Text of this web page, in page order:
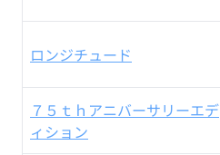
ロンジチュード
７５ｔｈアニバーサリーエデ
ィション